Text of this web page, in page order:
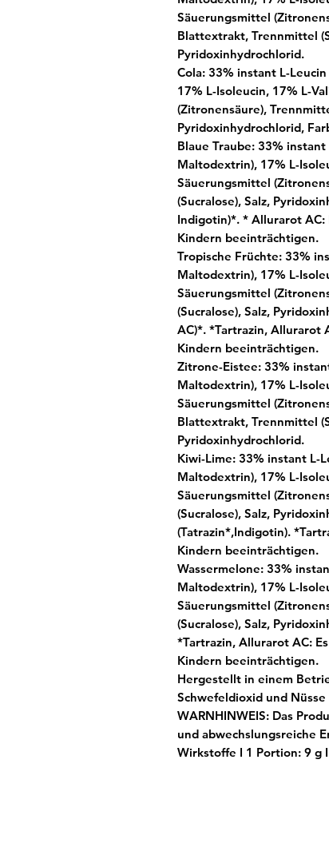
Säuerungsmittel
Blattextrakt, Trennmittel
Pyridoxinhydrochlorid.
Cola: 33% instant L-
17% L-Isoleucin, 17% L-
(Zitronensäure),
Pyridoxinhydrochlorid,
Blaue Traube: 33% instant
Maltodextrin), 17% L-
Säuerungsmittel
(Sucralose), Salz,
Indigotin)*. * Allurarot AC:
Kindern beeinträchtigen.
Tropische Früchte: 33%
Maltodextrin), 17% L-
Säuerungsmittel
(Sucralose), Salz,
AC)*. *Tartrazin, Allurarot
Kindern beeinträchtigen.
Zitrone-Eistee: 33%
Maltodextrin), 17% L-
Säuerungsmittel
Blattextrakt, Trennmittel
Pyridoxinhydrochlorid.
Kiwi-Lime: 33% instant L-
Maltodextrin), 17% L-
Säuerungsmittel
(Sucralose), Salz,
(Tatrazin*,Indigotin). *
Kindern beeinträchtigen.
Wassermelone: 33%
Maltodextrin), 17% L-
Säuerungsmittel
(Sucralose), Salz,
*Tartrazin, Allurarot AC:
Kindern beeinträchtigen.
Hergestellt in einem
Schwefeldioxid und
WARNHINWEIS: Das
und abwechslungsreiche
Wirkstoffe I 1 Portion: 9 g I